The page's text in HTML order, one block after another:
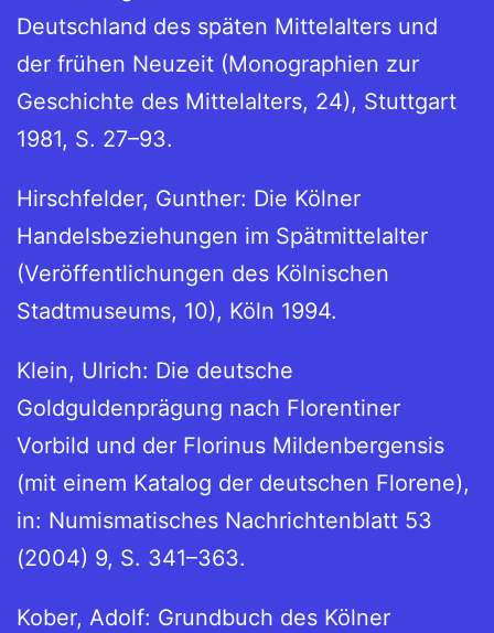
Deutschland des späten Mittelalters und
der frühen Neuzeit (Monographien zur
Geschichte des Mittelalters, 24), Stuttgart
1981, S. 27–93.
Hirschfelder, Gunther: Die Kölner
Handelsbeziehungen im Spätmittelalter
(Veröffentlichungen des Kölnischen
Stadtmuseums, 10), Köln 1994.
Klein, Ulrich: Die deutsche
Goldguldenprägung nach Florentiner
Vorbild und der Florinus Mildenbergensis
(mit einem Katalog der deutschen Florene),
in: Numismatisches Nachrichtenblatt 53
(2004) 9, S. 341–363.
Kober, Adolf: Grundbuch des Kölner